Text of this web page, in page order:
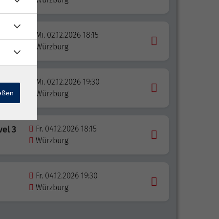
Mi. 02.12.2026 18:15
Würzburg
2
Mi. 02.12.2026 19:30
Würzburg
3
Fr. 04.12.2026 18:15
Würzburg
Fr. 04.12.2026 19:30
Würzburg